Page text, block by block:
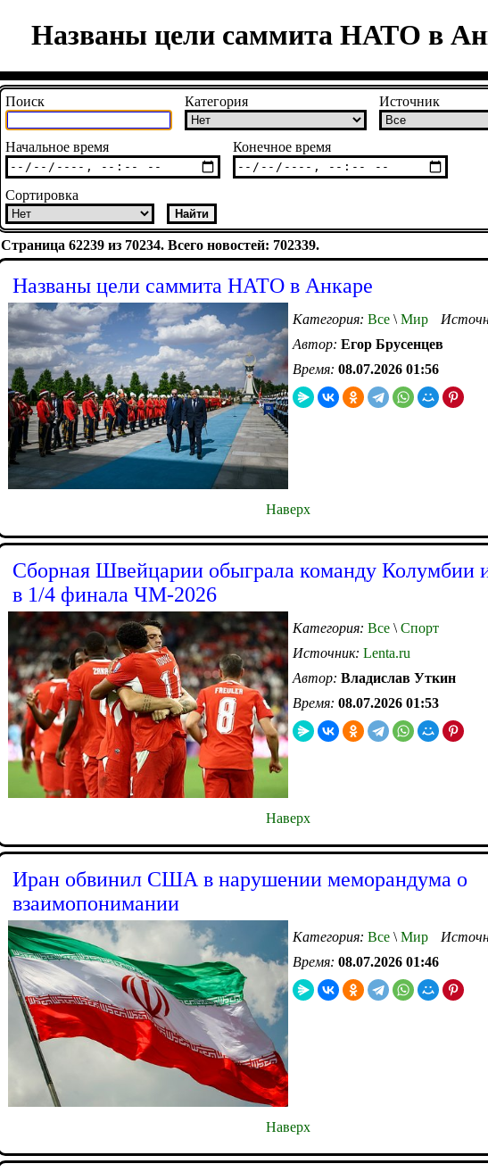
Названы цели саммита НАТО в
Поиск Категория Источник
Начальное время Конечное время
Сортировка
Страница 62239 из 70234. Всего новостей: 702339.
Названы цели саммита НАТО в Анкаре
Категория: Все \ Мир
Автор: Егор Брусенцев
Время: 08.07.2026 01:56
Наверх
Сборная Швейцарии обыграла команду Колумбии
в 1/4 финала ЧМ-2026
Категория: Все \ Спорт
Источник: Lenta.ru
Автор: Владислав Уткин
Время: 08.07.2026 01:53
Наверх
Иран обвинил США в нарушении меморандума о
взаимопонимании
Категория: Все \ Мир
Время: 08.07.2026 01:46
Наверх